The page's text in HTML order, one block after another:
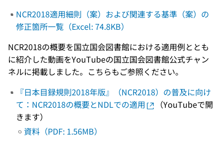
NCR2018適用細則（案）および関連する基準（案）の
修正箇所一覧（Excel: 74.8KB）
NCR2018の概要を国立国会図書館における適用例ととも
に紹介した動画をYouTubeの国立国会図書館公式チャン
ネルに掲載しました。こちらもご参照ください。
『日本目録規則2018年版』（NCR2018）の普及に向け
て：NCR2018の概要とNDLでの適用
（YouTubeで開
きます）
資料（PDF: 1.56MB）